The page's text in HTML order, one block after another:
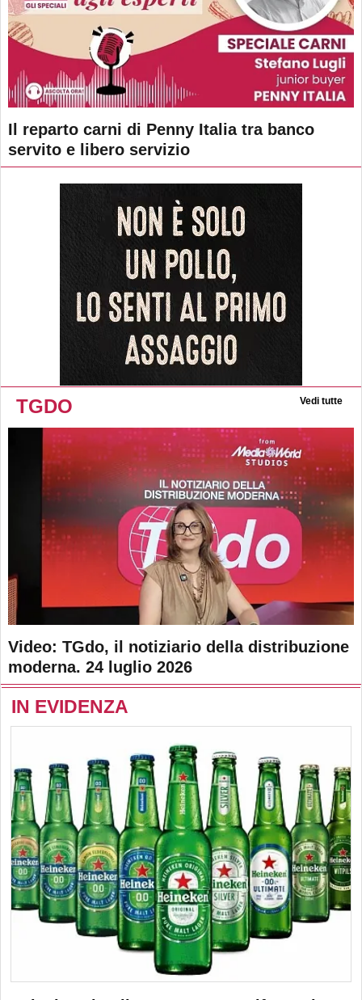
Il reparto carni di Penny Italia tra banco
servito e libero servizio
TGDO Vedi tutte
Video: TGdo, il notiziario della distribuzione
moderna. 24 luglio 2026
IN EVIDENZA